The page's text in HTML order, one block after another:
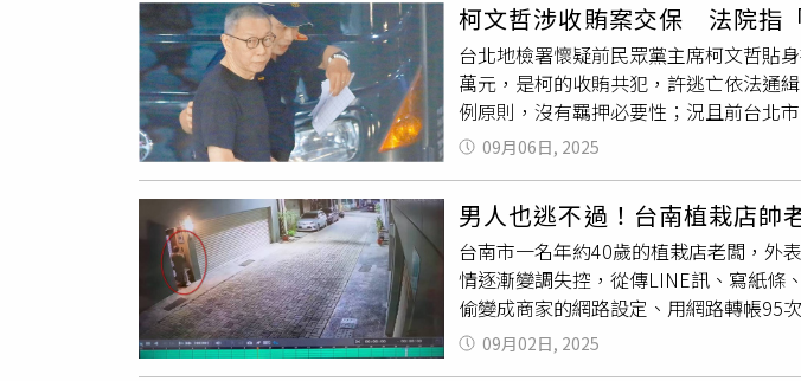
醒過特拉維斯。」桑德斯隨後打趣地追
的場地向泰勒絲浪漫求婚，並於
常關心這對夫婦的愛情進展，甚至保存
細節，所以她一直保留著他們訂婚第一
Heights》節目的看法，「我有聽過那
愛。」此外，凱莉也稱讚小叔特拉維
他來，就會全神貫注地陪孩子們玩，甚
柯文哲涉收賄案交保 法院指
台北地檢署懷疑前民眾黨主席柯文哲貼
萬元，是柯的收賄共犯，許逃亡依法通
例原則，沒有羈押必要性；況且前台北
問完，就沒有羈押必要，裁定讓柯交保
逃亡，柯文哲交保會有串證可能，應該
節，有相關證人證述及對話紀錄在卷，
必要性，難認符合比例原則。此外，北
檢察官說是圖利，檢察官是法律專家，
意思，也不確定是不是當時市長柯文哲
為，彭振聲是重要證人，彭作證結束後
09月06日, 2025
男人也逃不過！台南植栽店
台南市一名年約40歲的植栽店老闆，外
情逐漸變調失控，從傳LINE訊、寫紙條
偷變成商家的網路設定、用網路轉帳95
私人生活遭到騷擾，崩潰提告。法院則
解，在台南市安南區經營植栽店的周
09月02日, 2025